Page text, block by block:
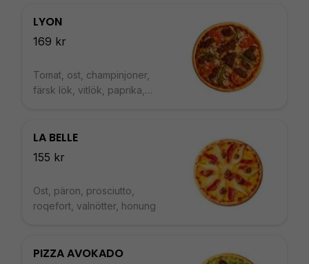
LYON
169 kr
Tomat, ost, champinjoner,
färsk lök, vitlök, paprika,
LA BELLE
155 kr
Ost, päron, prosciutto,
roqefort, valnötter, honung
PIZZA AVOKADO